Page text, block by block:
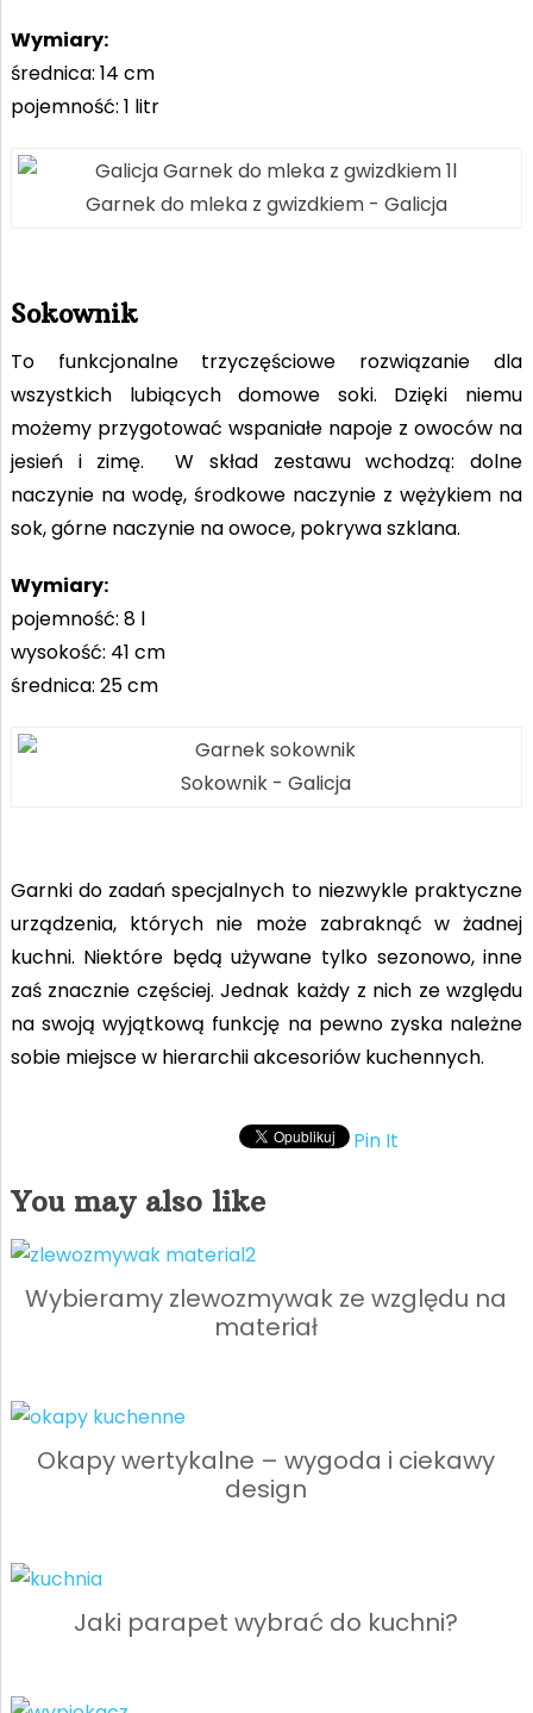
Wymiary:
średnica: 14 cm
pojemność: 1 litr
Garnek do mleka z gwizdkiem - Galicja
Sokownik
To funkcjonalne trzyczęściowe rozwiązanie dla
wszystkich lubiących domowe soki. Dzięki niemu
możemy przygotować wspaniałe napoje z owoców na
jesień i zimę. W skład zestawu wchodzą: dolne
naczynie na wodę, środkowe naczynie z wężykiem na
sok, górne naczynie na owoce, pokrywa szklana.
Wymiary:
pojemność: 8 l
wysokość: 41 cm
średnica: 25 cm
Sokownik - Galicja
Garnki do zadań specjalnych to niezwykle praktyczne
urządzenia, których nie może zabraknąć w żadnej
kuchni. Niektóre będą używane tylko sezonowo, inne
zaś znacznie częściej. Jednak każdy z nich ze względu
na swoją wyjątkową funkcję na pewno zyska należne
sobie miejsce w hierarchii akcesoriów kuchennych.
Pin It
You may also like
Wybieramy zlewozmywak ze względu na
materiał
Okapy wertykalne – wygoda i ciekawy
design
Jaki parapet wybrać do kuchni?